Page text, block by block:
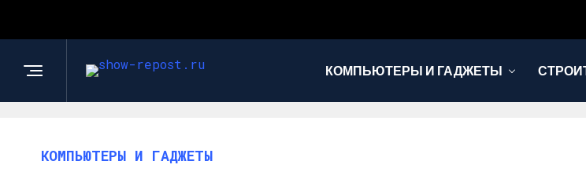
КОМПЬЮТЕРЫ И ГАДЖЕТЫ
КОМПЬЮТЕРЫ И ГАДЖЕТЫ